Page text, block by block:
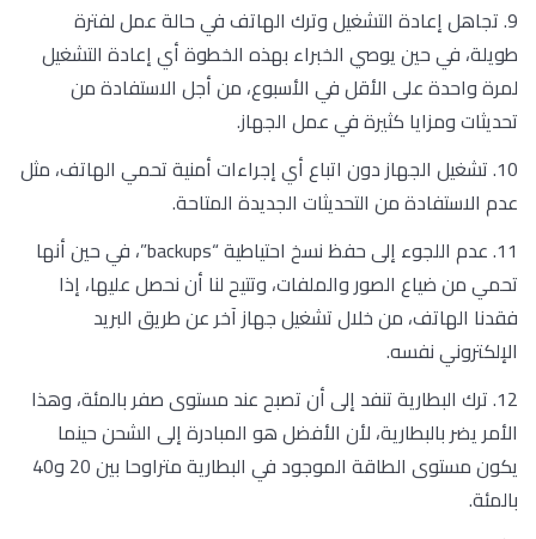
9. تجاهل إعادة التشغيل وترك الهاتف في حالة عمل لفترة
طويلة، في حين يوصي الخبراء بهذه الخطوة أي إعادة التشغيل
لمرة واحدة على الأقل في الأسبوع، من أجل الاستفادة من
تحديثات ومزايا كثيرة في عمل الجهاز.
10. تشغيل الجهاز دون اتباع أي إجراءات أمنية تحمي الهاتف، مثل
عدم الاستفادة من التحديثات الجديدة المتاحة.
11. عدم اللجوء إلى حفظ نسخ احتياطية “backups”، في حين أنها
تحمي من ضياع الصور والملفات، وتتيح لنا أن نحصل عليها، إذا
فقدنا الهاتف، من خلال تشغيل جهاز آخر عن طريق البريد
الإلكتروني نفسه.
12. ترك البطارية تنفد إلى أن تصبح عند مستوى صفر بالمئة، وهذا
الأمر يضر بالبطارية، لأن الأفضل هو المبادرة إلى الشحن حينما
يكون مستوى الطاقة الموجود في البطارية متراوحا بين 20 و40
بالمئة.